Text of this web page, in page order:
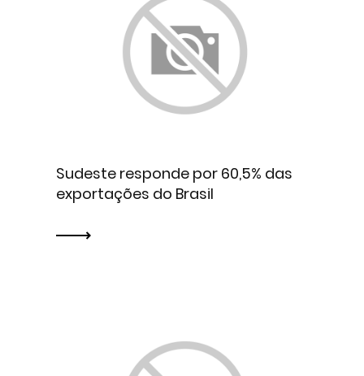
Sudeste responde por 60,5% das
exportações do Brasil